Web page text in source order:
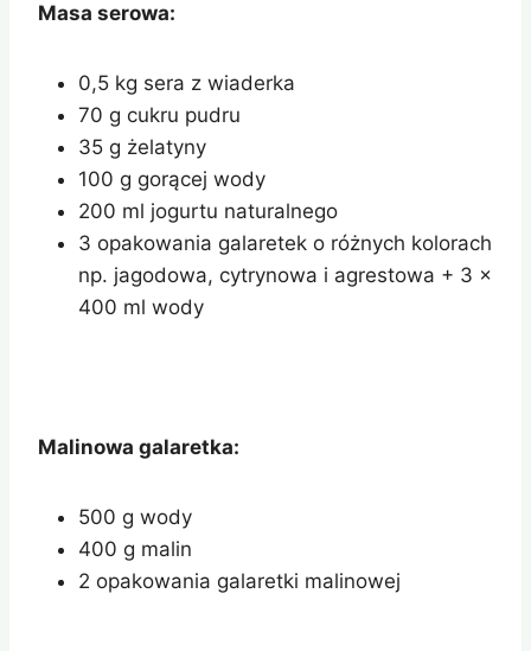
Masa serowa:
0,5 kg sera z wiaderka
70 g cukru pudru
35 g żelatyny
100 g gorącej wody
200 ml jogurtu naturalnego
3 opakowania galaretek o różnych kolorach
np. jagodowa, cytrynowa i agrestowa + 3 x
400 ml wody
Malinowa galaretka:
500 g wody
400 g malin
2 opakowania galaretki malinowej